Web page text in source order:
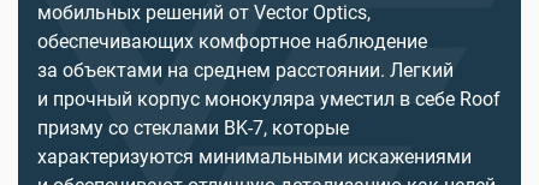
мобильных решений от Vector Optics,
обеспечивающих комфортное наблюдение
за объектами на среднем расстоянии. Легкий
и прочный корпус монокуляра уместил в себе Roof
призму со стеклами BK-7, которые
характеризуются минимальными искажениями